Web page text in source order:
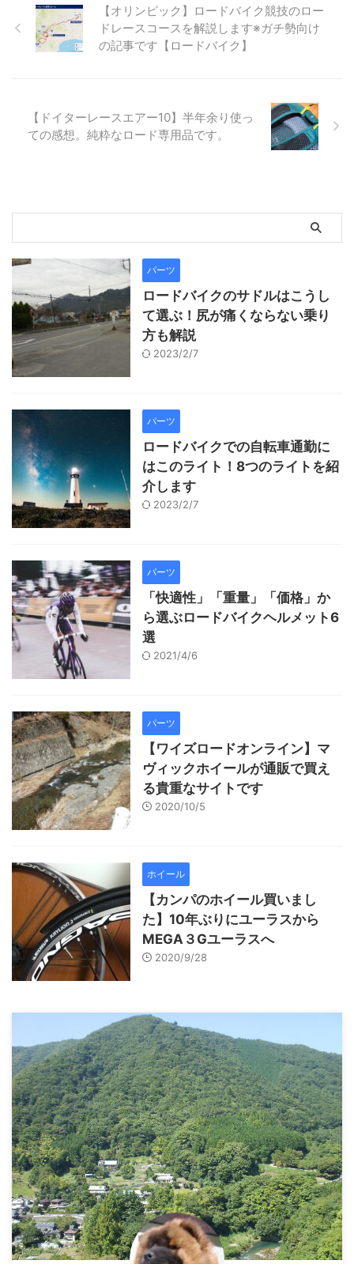
【オリンピック】ロードバイク競技のロー
ドレースコースを解説します※ガチ勢向け
の記事です【ロードバイク】
【ドイターレースエアー10】半年余り使っ
ての感想。純粋なロード専用品です。
パーツ
ロードバイクのサドルはこうし
て選ぶ！尻が痛くならない乗り
方も解説
2023/2/7
パーツ
ロードバイクでの自転車通勤に
はこのライト！8つのライトを紹
介します
2023/2/7
パーツ
「快適性」「重量」「価格」か
ら選ぶロードバイクヘルメット6
選
2021/4/6
パーツ
【ワイズロードオンライン】マ
ヴィックホイールが通販で買え
る貴重なサイトです
2020/10/5
ホイール
【カンパのホイール買いまし
た】10年ぶりにユーラスから
MEGA３Gユーラスへ
2020/9/28